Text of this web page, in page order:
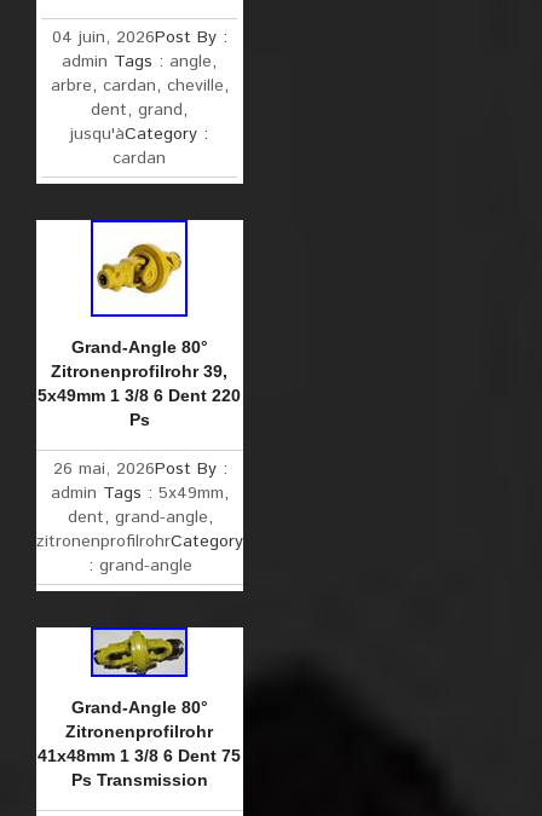
04 juin, 2026Post By :
admin Tags : angle,
arbre, cardan, cheville,
dent,grand,
jusqu'àCategory :
cardan
Grand-Angle 80°
Zitronenprofilrohr 39,
5x49mm 1 3/8 6 Dent 220
Ps
26 mai, 2026Post By :
admin Tags : 5x49mm,
dent, grand-angle,
zitronenprofilrohrCategory
: grand-angle
Grand-Angle 80°
Zitronenprofilrohr
41x48mm 1 3/8 6 Dent 75
Ps Transmission